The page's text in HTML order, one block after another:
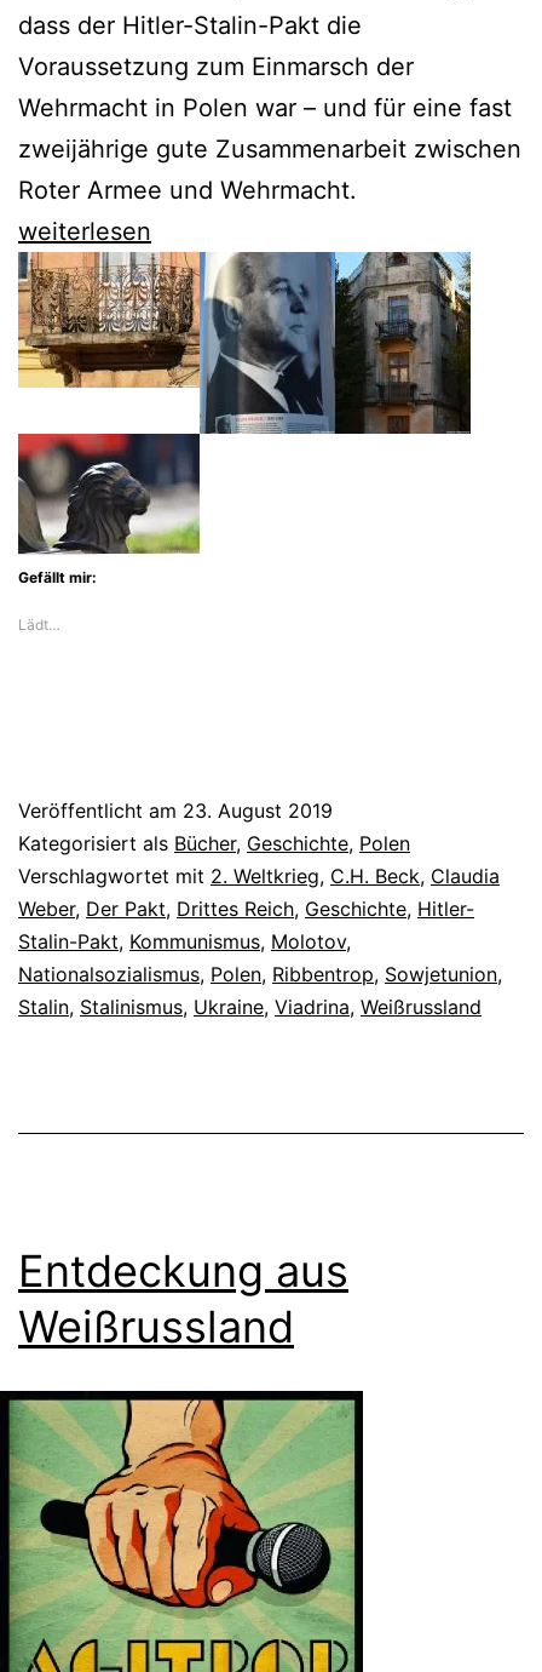
dass der Hitler-Stalin-Pakt die
Voraussetzung zum Einmarsch der
Wehrmacht in Polen war – und für eine fast
zweijährige gute Zusammenarbeit zwischen
Roter Armee und Wehrmacht.
Claudia
Weber
erinnert
faszinierend
an
den
Hitler-
Stalin-
Pakt
weiterlesen
Gefällt mir:
Lädt…
Veröffentlicht am 23. August 2019
Kategorisiert als Bücher, Geschichte, Polen
Verschlagwortet mit 2. Weltkrieg, C.H. Beck, Claudia
Weber, Der Pakt, Drittes Reich, Geschichte, Hitler-
Stalin-Pakt, Kommunismus, Molotov,
Nationalsozialismus, Polen, Ribbentrop, Sowjetunion,
Stalin, Stalinismus, Ukraine, Viadrina, Weißrussland
Entdeckung aus
Weißrussland